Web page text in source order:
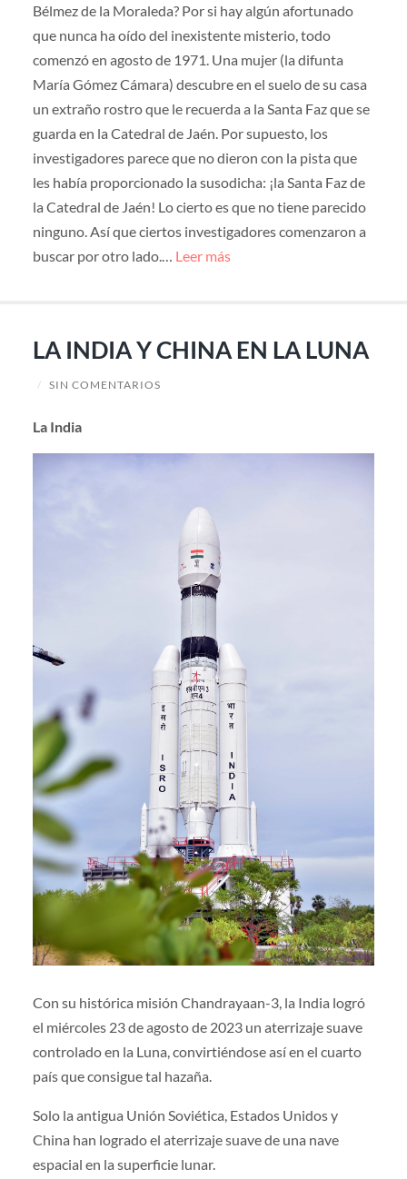
Bélmez de la Moraleda? Por si hay algún afortunado
que nunca ha oído del inexistente misterio, todo
comenzó en agosto de 1971. Una mujer (la difunta
María Gómez Cámara) descubre en el suelo de su casa
un extraño rostro que le recuerda a la Santa Faz que se
guarda en la Catedral de Jaén. Por supuesto, los
investigadores parece que no dieron con la pista que
les había proporcionado la susodicha: ¡la Santa Faz de
la Catedral de Jaén! Lo cierto es que no tiene parecido
ninguno. Así que ciertos investigadores comenzaron a
buscar por otro lado.… Leer más
LA INDIA Y CHINA EN LA LUNA
/ SIN COMENTARIOS
La India
Con su histórica misión Chandrayaan-3, la India logró
el miércoles 23 de agosto de 2023 un aterrizaje suave
controlado en la Luna, convirtiéndose así en el cuarto
país que consigue tal hazaña.
Solo la antigua Unión Soviética, Estados Unidos y
China han logrado el aterrizaje suave de una nave
espacial en la superficie lunar.